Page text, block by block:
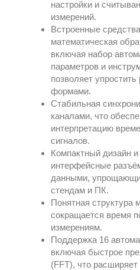
настройки и
измерений.
Встроенные
математическая
включая набор
параметров и
позволяет
формами.
Стабильная
каналами, что
интерпретацию
сигналов.
Компактный дизайн
интерфейсные
данными,
стендам и ПК.
Понятная структура
сокращается время
измерениям.
Поддержка 16
включая быстрое
(FFT), что